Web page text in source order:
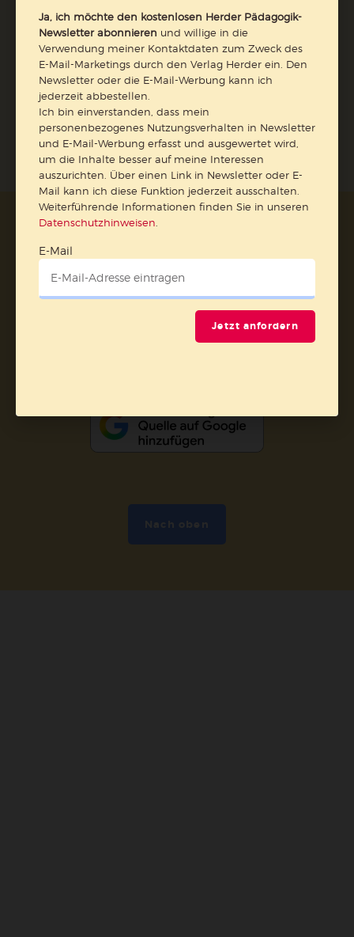
E-Mail
AGB und Widerrufsbelehrung
Abo online kündigen
Ja, ich möchte den kostenlosen Herder Pädagogik-
Newsletter abonnieren und willige in die
Verwendung meiner Kontaktdaten zum Zweck des
E-Mail-Marketings durch den Verlag Herder ein. Den
Newsletter oder die E-Mail-Werbung kann ich
jederzeit abbestellen.
Ich bin einverstanden, dass mein
personenbezogenes Nutzungsverhalten in Newsletter
und E-Mail-Werbung erfasst und ausgewertet wird,
um die Inhalte besser auf meine Interessen
auszurichten. Über einen Link in Newsletter oder E-
Mail kann ich diese Funktion jederzeit ausschalten.
Weiterführende Informationen finden Sie in unseren
Datenschutzhinweisen
E-Mail
Jetzt anfordern